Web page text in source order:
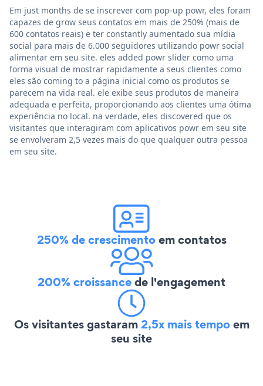
Em just months de se inscrever com pop-up powr, eles foram
capazes de grow seus contatos em mais de 250% (mais de
600 contatos reais) e ter constantly aumentado sua mídia
social para mais de 6.000 seguidores utilizando powr social
alimentar em seu site. eles added powr slider como uma
forma visual de mostrar rapidamente a seus clientes como
eles são coming to a página inicial como os produtos se
parecem na vida real. ele exibe seus produtos de maneira
adequada e perfeita, proporcionando aos clientes uma ótima
experiência no local. na verdade, eles discovered que os
visitantes que interagiram com aplicativos powr em seu site
se envolveram 2,5 vezes mais do que qualquer outra pessoa
em seu site.
250% de crescimentoem contatos
200% croissancede l'engagement
Os visitantes gastaram2,5x mais tempoem
seu site